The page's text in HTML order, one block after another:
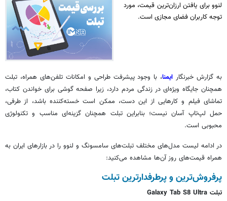
لنوو برای یافتن ارزان‌ترین قیمت، مورد
توجه کاربران فضای مجازی است.
به گزارش خبرنگار ایمنا، با وجود پیشرفت طراحی و امکانات تلفن‌های همراه، تبلت
همچنان جایگاه ویژه‌ای در زندگی مردم دارد، زیرا صفحه گوشی برای خواندن کتاب،
تماشای فیلم و کارهایی از این دست، ممکن است خسته‌کننده باشد، از طرفی،
حمل لپ‌تاپ آسان نیست؛ بنابراین تبلت همچنان گزینه‌ای مناسب و تکنولوژی
محبوبی است.
در ادامه لیست مدل‌های مختلف تبلت‌های سامسونگ و لنوو را در بازارهای ایران به
همراه قیمت‌های روز آن‌ها مشاهده می‌کنید:
پرفروش‌ترین و پرطرفدارترین تبلت‌
تبلت Galaxy Tab S8 Ultra